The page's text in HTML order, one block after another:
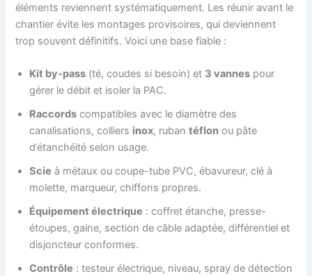
éléments reviennent systématiquement. Les réunir avant le
chantier évite les montages provisoires, qui deviennent
trop souvent définitifs. Voici une base fiable :
Kit by-pass (té, coudes si besoin) et 3 vannes pour
gérer le débit et isoler la PAC.
Raccords compatibles avec le diamètre des
canalisations, colliers inox, rubantéflon ou pâte
d’étanchéité selon usage.
Scie à métaux ou coupe-tube PVC, ébavureur, clé à
molette, marqueur, chiffons propres.
Équipement électrique : coffret étanche, presse-
étoupes, gaine, section de câble adaptée, différentiel et
disjoncteur conformes.
Contrôle : testeur électrique, niveau, spray de détection